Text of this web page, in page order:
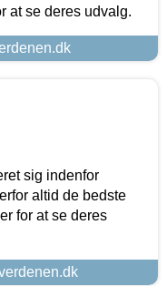
at se deres udvalg.
sig indenfor
altid de bedste
for at se deres